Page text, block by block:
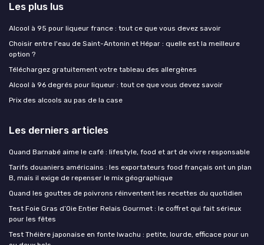
Les plus lus
Alcool à 95 pour liqueur france : tout ce que vous devez savoir
Choisir entre l'eau de Saint-Antonin et Hépar : quelle est la meilleure
option ?
Téléchargez gratuitement votre tableau des allergènes
Alcool à 96 degrés pour liqueur : tout ce que vous devez savoir
Prix des alcools au pas de la case
Les derniers articles
Quand Barnabé aime le café : lifestyle, food et art de vivre responsable
Tarifs douaniers américains : les exportateurs food français ont un plan
B, mais il exige de repenser le mix géographique
Quand les gouttes de poivrons réinventent les recettes du quotidien
Test Foie Gras d’Oie Entier Relais Gourmet : le coffret qui fait sérieux
pour les fêtes
Test Théière japonaise en fonte Iwachu : petite, lourde, efficace pour un